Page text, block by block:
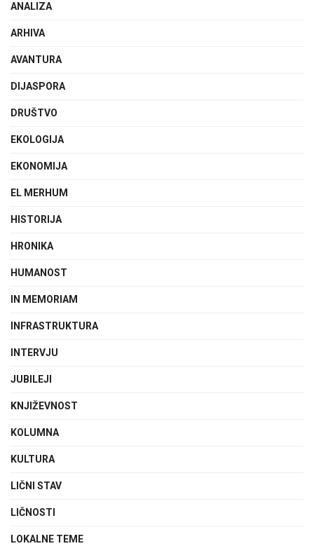
ANALIZA
ARHIVA
AVANTURA
DIJASPORA
DRUŠTVO
EKOLOGIJA
EKONOMIJA
EL MERHUM
HISTORIJA
HRONIKA
HUMANOST
IN MEMORIAM
INFRASTRUKTURA
INTERVJU
JUBILEJI
KNJIŽEVNOST
KOLUMNA
KULTURA
LIČNI STAV
LIČNOSTI
LOKALNE TEME